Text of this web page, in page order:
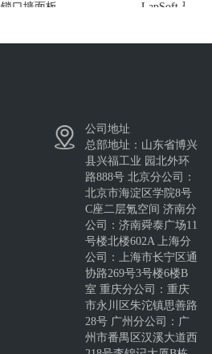
锁口墙面板
LapSoft-聚氨
依实瓦®InsulateRoof®-
LapSoft-聚氨酯金
公司地址
总部地址：山东省博兴
县兴福工业 园北外环
路888号 北京分公司：
北京市海淀区学院8号
C座二层氪空间 济南分
公司：济南舜泰广场11
号楼北楼602A 上海分
公司：上海市长宁区通
协路269号3号楼6楼B
室 重庆分公司：重庆
市永川区朱沱镇思善路
28号 广州分公司：广
州市番禺区汉溪大道西